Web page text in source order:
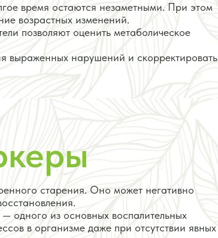
время остаются незаметными. При этом
возрастных изменений.
позволяют оценить метаболическое
выраженных нарушений и скорректировать
старения. Оно может негативно
одного из основных воспалительных
в организме даже при отсутствии явных